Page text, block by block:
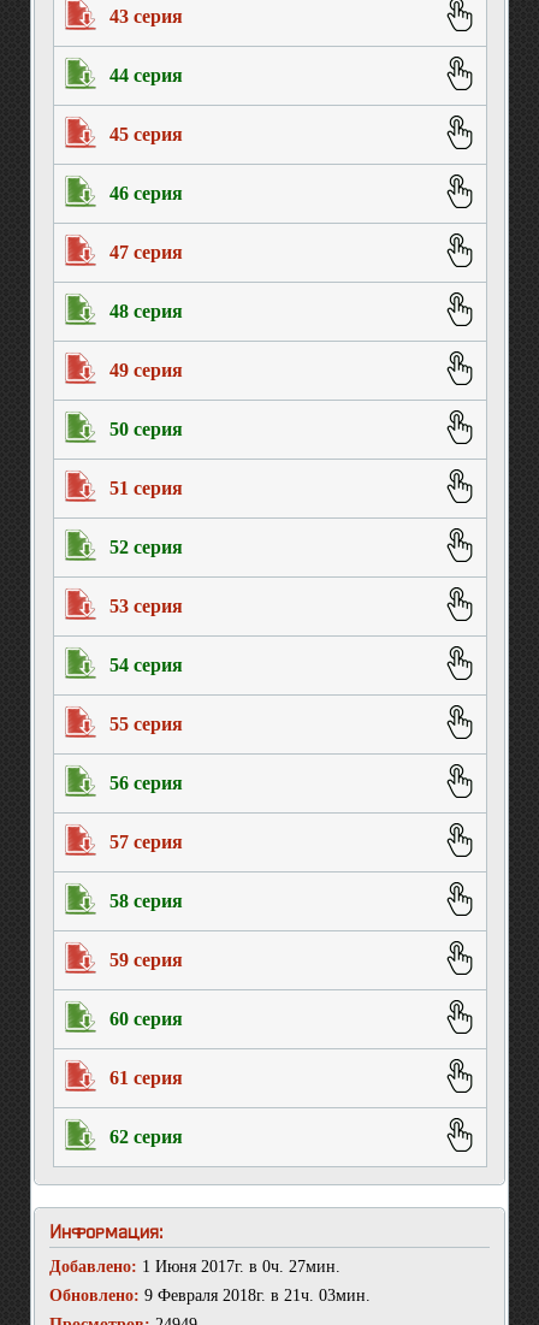
43 серия
44 серия
45 серия
46 серия
47 серия
48 серия
49 серия
50 серия
51 серия
52 серия
53 серия
54 серия
55 серия
56 серия
57 серия
58 серия
59 серия
60 серия
61 серия
62 серия
Информация:
Добавлено: 1 Июня 2017г. в 0ч. 27мин.
Обновлено: 9 Февраля 2018г. в 21ч. 03мин.